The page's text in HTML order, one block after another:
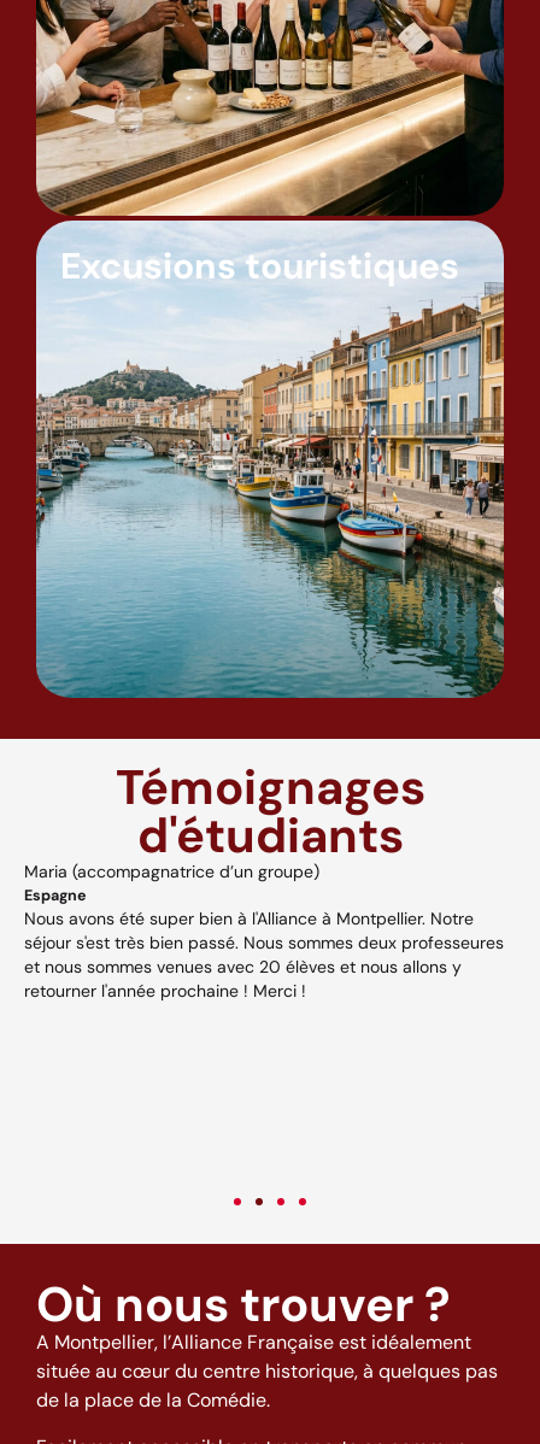
Excusions touristiques
Témoignages
d'étudiants
Maria (accompagnatrice d’un groupe)
Espagne
Nous avons été super bien à l'Alliance à Montpellier. Notre
séjour s'est très bien passé. Nous sommes deux professeures
et nous sommes venues avec 20 élèves et nous allons y
retourner l'année prochaine ! Merci !
Où nous trouver ?
A Montpellier, l’Alliance Française est idéalement
située au cœur du centre historique, à quelques pas
de la place de la Comédie.